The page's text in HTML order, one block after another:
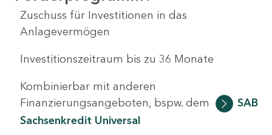
Zuschuss für Investitionen in das
Anlagevermögen
Investitionszeitraum bis zu 36 Monate
Kombinierbar mit anderen
Finanzierungsangeboten, bspw. dem
SAB
Sachsenkredit Universal